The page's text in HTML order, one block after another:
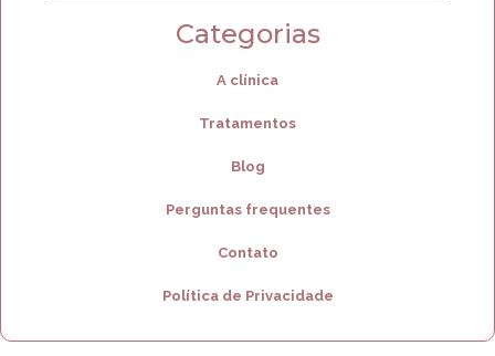
Categorias
A clínica
Tratamentos
Blog
Perguntas frequentes
Contato
Política de Privacidade